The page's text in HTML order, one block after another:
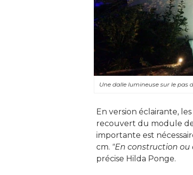
Une dalle lumineuse sur le pas
En version éclairante,
recouvert du module
importante est
cm. "En construction ou
précise Hilda Ponge.